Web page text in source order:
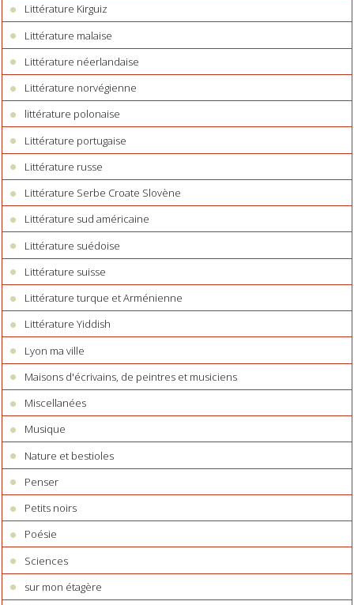
Littérature Kirguiz
Littérature malaise
Littérature néerlandaise
Littérature norvégienne
littérature polonaise
Littérature portugaise
Littérature russe
Littérature Serbe Croate Slovène
Littérature sud américaine
Littérature suédoise
Littérature suisse
Littérature turque et Arménienne
Littérature Yiddish
Lyon ma ville
Maisons d'écrivains, de peintres et musiciens
Miscellanées
Musique
Nature et bestioles
Penser
Petits noirs
Poésie
Sciences
sur mon étagère